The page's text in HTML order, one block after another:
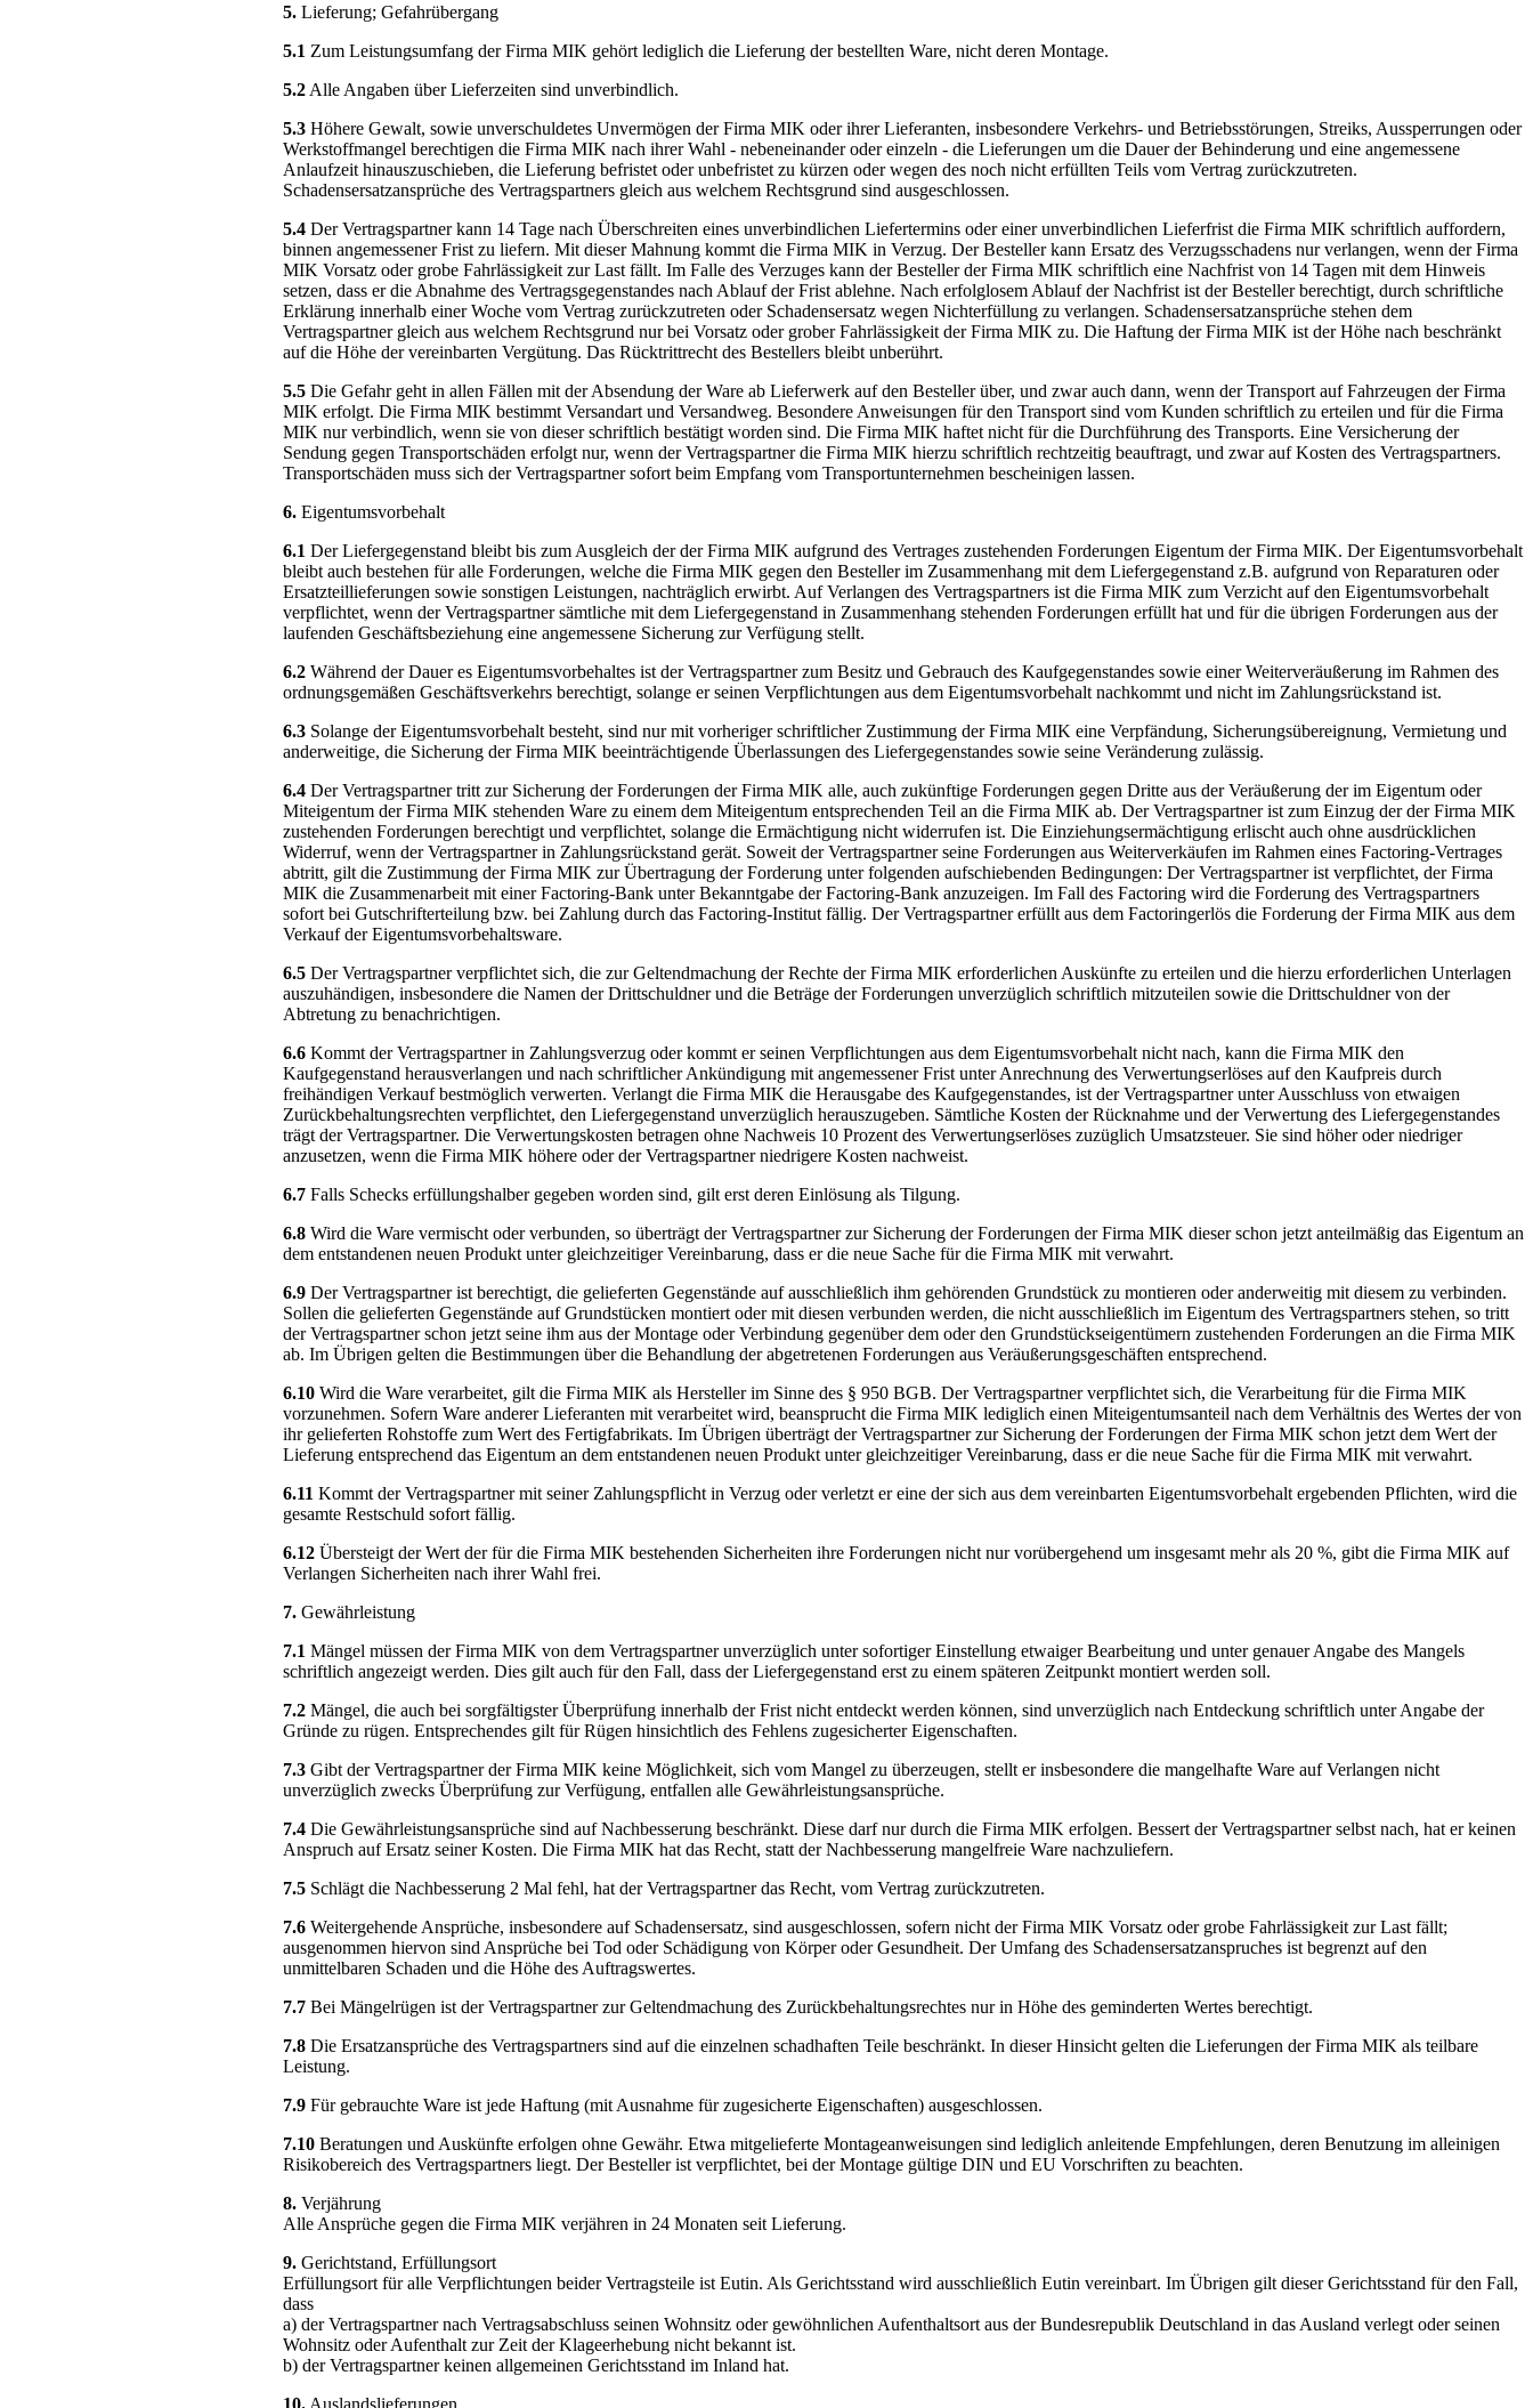
5. Lieferung; Gefahrübergang
5.1 Zum Leistungsumfang der Firma MIK gehört lediglich die Lieferung der bestellten Ware, nicht deren Montage.
5.2 Alle Angaben über Lieferzeiten sind unverbindlich.
5.3 Höhere Gewalt, sowie unverschuldetes Unvermögen der Firma MIK oder ihrer Lieferanten, insbesondere Verkehrs- und Betriebsstörungen, Streiks, Aussperrungen oder
Werkstoffmangel berechtigen die Firma MIK nach ihrer Wahl - nebeneinander oder einzeln - die Lieferungen um die Dauer der Behinderung und eine angemessene
Anlaufzeit hinauszuschieben, die Lieferung befristet oder unbefristet zu kürzen oder wegen des noch nicht erfüllten Teils vom Vertrag zurückzutreten.
Schadensersatzansprüche des Vertragspartners gleich aus welchem Rechtsgrund sind ausgeschlossen.
5.4 Der Vertragspartner kann 14 Tage nach Überschreiten eines unverbindlichen Liefertermins oder einer unverbindlichen Lieferfrist die Firma MIK schriftlich auffordern,
binnen angemessener Frist zu liefern. Mit dieser Mahnung kommt die Firma MIK in Verzug. Der Besteller kann Ersatz des Verzugsschadens nur verlangen, wenn der Firma
MIK Vorsatz oder grobe Fahrlässigkeit zur Last fällt. Im Falle des Verzuges kann der Besteller der Firma MIK schriftlich eine Nachfrist von 14 Tagen mit dem Hinweis
setzen, dass er die Abnahme des Vertragsgegenstandes nach Ablauf der Frist ablehne. Nach erfolglosem Ablauf der Nachfrist ist der Besteller berechtigt, durch schriftliche
Erklärung innerhalb einer Woche vom Vertrag zurückzutreten oder Schadensersatz wegen Nichterfüllung zu verlangen. Schadensersatzansprüche stehen dem
Vertragspartner gleich aus welchem Rechtsgrund nur bei Vorsatz oder grober Fahrlässigkeit der Firma MIK zu. Die Haftung der Firma MIK ist der Höhe nach beschränkt
auf die Höhe der vereinbarten Vergütung. Das Rücktrittrecht des Bestellers bleibt unberührt.
5.5 Die Gefahr geht in allen Fällen mit der Absendung der Ware ab Lieferwerk auf den Besteller über, und zwar auch dann, wenn der Transport auf Fahrzeugen der Firma
MIK erfolgt. Die Firma MIK bestimmt Versandart und Versandweg. Besondere Anweisungen für den Transport sind vom Kunden schriftlich zu erteilen und für die Firma
MIK nur verbindlich, wenn sie von dieser schriftlich bestätigt worden sind. Die Firma MIK haftet nicht für die Durchführung des Transports. Eine Versicherung der
Sendung gegen Transportschäden erfolgt nur, wenn der Vertragspartner die Firma MIK hierzu schriftlich rechtzeitig beauftragt, und zwar auf Kosten des Vertragspartners.
Transportschäden muss sich der Vertragspartner sofort beim Empfang vom Transportunternehmen bescheinigen lassen.
6. Eigentumsvorbehalt
6.1 Der Liefergegenstand bleibt bis zum Ausgleich der der Firma MIK aufgrund des Vertrages zustehenden Forderungen Eigentum der Firma MIK. Der Eigentumsvorbehalt
bleibt auch bestehen für alle Forderungen, welche die Firma MIK gegen den Besteller im Zusammenhang mit dem Liefergegenstand z.B. aufgrund von Reparaturen oder
Ersatzteillieferungen sowie sonstigen Leistungen, nachträglich erwirbt. Auf Verlangen des Vertragspartners ist die Firma MIK zum Verzicht auf den Eigentumsvorbehalt
verpflichtet, wenn der Vertragspartner sämtliche mit dem Liefergegenstand in Zusammenhang stehenden Forderungen erfüllt hat und für die übrigen Forderungen aus der
laufenden Geschäftsbeziehung eine angemessene Sicherung zur Verfügung stellt.
6.2 Während der Dauer es Eigentumsvorbehaltes ist der Vertragspartner zum Besitz und Gebrauch des Kaufgegenstandes sowie einer Weiterveräußerung im Rahmen des
ordnungsgemäßen Geschäftsverkehrs berechtigt, solange er seinen Verpflichtungen aus dem Eigentumsvorbehalt nachkommt und nicht im Zahlungsrückstand ist.
6.3 Solange der Eigentumsvorbehalt besteht, sind nur mit vorheriger schriftlicher Zustimmung der Firma MIK eine Verpfändung, Sicherungsübereignung, Vermietung und
anderweitige, die Sicherung der Firma MIK beeinträchtigende Überlassungen des Liefergegenstandes sowie seine Veränderung zulässig.
6.4 Der Vertragspartner tritt zur Sicherung der Forderungen der Firma MIK alle, auch zukünftige Forderungen gegen Dritte aus der Veräußerung der im Eigentum oder
Miteigentum der Firma MIK stehenden Ware zu einem dem Miteigentum entsprechenden Teil an die Firma MIK ab. Der Vertragspartner ist zum Einzug der der Firma MIK
zustehenden Forderungen berechtigt und verpflichtet, solange die Ermächtigung nicht widerrufen ist. Die Einziehungsermächtigung erlischt auch ohne ausdrücklichen
Widerruf, wenn der Vertragspartner in Zahlungsrückstand gerät. Soweit der Vertragspartner seine Forderungen aus Weiterverkäufen im Rahmen eines Factoring-Vertrages
abtritt, gilt die Zustimmung der Firma MIK zur Übertragung der Forderung unter folgenden aufschiebenden Bedingungen: Der Vertragspartner ist verpflichtet, der Firma
MIK die Zusammenarbeit mit einer Factoring-Bank unter Bekanntgabe der Factoring-Bank anzuzeigen. Im Fall des Factoring wird die Forderung des Vertragspartners
sofort bei Gutschrifterteilung bzw. bei Zahlung durch das Factoring-Institut fällig. Der Vertragspartner erfüllt aus dem Factoringerlös die Forderung der Firma MIK aus dem
Verkauf der Eigentumsvorbehaltsware.
6.5 Der Vertragspartner verpflichtet sich, die zur Geltendmachung der Rechte der Firma MIK erforderlichen Auskünfte zu erteilen und die hierzu erforderlichen Unterlagen
auszuhändigen, insbesondere die Namen der Drittschuldner und die Beträge der Forderungen unverzüglich schriftlich mitzuteilen sowie die Drittschuldner von der
Abtretung zu benachrichtigen.
6.6 Kommt der Vertragspartner in Zahlungsverzug oder kommt er seinen Verpflichtungen aus dem Eigentumsvorbehalt nicht nach, kann die Firma MIK den
Kaufgegenstand herausverlangen und nach schriftlicher Ankündigung mit angemessener Frist unter Anrechnung des Verwertungserlöses auf den Kaufpreis durch
freihändigen Verkauf bestmöglich verwerten. Verlangt die Firma MIK die Herausgabe des Kaufgegenstandes, ist der Vertragspartner unter Ausschluss von etwaigen
Zurückbehaltungsrechten verpflichtet, den Liefergegenstand unverzüglich herauszugeben. Sämtliche Kosten der Rücknahme und der Verwertung des Liefergegenstandes
trägt der Vertragspartner. Die Verwertungskosten betragen ohne Nachweis 10 Prozent des Verwertungserlöses zuzüglich Umsatzsteuer. Sie sind höher oder niedriger
anzusetzen, wenn die Firma MIK höhere oder der Vertragspartner niedrigere Kosten nachweist.
6.7 Falls Schecks erfüllungshalber gegeben worden sind, gilt erst deren Einlösung als Tilgung.
6.8 Wird die Ware vermischt oder verbunden, so überträgt der Vertragspartner zur Sicherung der Forderungen der Firma MIK dieser schon jetzt anteilmäßig das Eigentum an
dem entstandenen neuen Produkt unter gleichzeitiger Vereinbarung, dass er die neue Sache für die Firma MIK mit verwahrt.
6.9 Der Vertragspartner ist berechtigt, die gelieferten Gegenstände auf ausschließlich ihm gehörenden Grundstück zu montieren oder anderweitig mit diesem zu verbinden.
Sollen die gelieferten Gegenstände auf Grundstücken montiert oder mit diesen verbunden werden, die nicht ausschließlich im Eigentum des Vertragspartners stehen, so tritt
der Vertragspartner schon jetzt seine ihm aus der Montage oder Verbindung gegenüber dem oder den Grundstückseigentümern zustehenden Forderungen an die Firma MIK
ab. Im Übrigen gelten die Bestimmungen über die Behandlung der abgetretenen Forderungen aus Veräußerungsgeschäften entsprechend.
6.10 Wird die Ware verarbeitet, gilt die Firma MIK als Hersteller im Sinne des § 950 BGB. Der Vertragspartner verpflichtet sich, die Verarbeitung für die Firma MIK
vorzunehmen. Sofern Ware anderer Lieferanten mit verarbeitet wird, beansprucht die Firma MIK lediglich einen Miteigentumsanteil nach dem Verhältnis des Wertes der von
ihr gelieferten Rohstoffe zum Wert des Fertigfabrikats. Im Übrigen überträgt der Vertragspartner zur Sicherung der Forderungen der Firma MIK schon jetzt dem Wert der
Lieferung entsprechend das Eigentum an dem entstandenen neuen Produkt unter gleichzeitiger Vereinbarung, dass er die neue Sache für die Firma MIK mit verwahrt.
6.11 Kommt der Vertragspartner mit seiner Zahlungspflicht in Verzug oder verletzt er eine der sich aus dem vereinbarten Eigentumsvorbehalt ergebenden Pflichten, wird die
gesamte Restschuld sofort fällig.
6.12 Übersteigt der Wert der für die Firma MIK bestehenden Sicherheiten ihre Forderungen nicht nur vorübergehend um insgesamt mehr als 20 %, gibt die Firma MIK auf
Verlangen Sicherheiten nach ihrer Wahl frei.
7. Gewährleistung
7.1 Mängel müssen der Firma MIK von dem Vertragspartner unverzüglich unter sofortiger Einstellung etwaiger Bearbeitung und unter genauer Angabe des Mangels
schriftlich angezeigt werden. Dies gilt auch für den Fall, dass der Liefergegenstand erst zu einem späteren Zeitpunkt montiert werden soll.
7.2 Mängel, die auch bei sorgfältigster Überprüfung innerhalb der Frist nicht entdeckt werden können, sind unverzüglich nach Entdeckung schriftlich unter Angabe der
Gründe zu rügen. Entsprechendes gilt für Rügen hinsichtlich des Fehlens zugesicherter Eigenschaften.
7.3 Gibt der Vertragspartner der Firma MIK keine Möglichkeit, sich vom Mangel zu überzeugen, stellt er insbesondere die mangelhafte Ware auf Verlangen nicht
unverzüglich zwecks Überprüfung zur Verfügung, entfallen alle Gewährleistungsansprüche.
7.4 Die Gewährleistungsansprüche sind auf Nachbesserung beschränkt. Diese darf nur durch die Firma MIK erfolgen. Bessert der Vertragspartner selbst nach, hat er keinen
Anspruch auf Ersatz seiner Kosten. Die Firma MIK hat das Recht, statt der Nachbesserung mangelfreie Ware nachzuliefern.
7.5 Schlägt die Nachbesserung 2 Mal fehl, hat der Vertragspartner das Recht, vom Vertrag zurückzutreten.
7.6 Weitergehende Ansprüche, insbesondere auf Schadensersatz, sind ausgeschlossen, sofern nicht der Firma MIK Vorsatz oder grobe Fahrlässigkeit zur Last fällt;
ausgenommen hiervon sind Ansprüche bei Tod oder Schädigung von Körper oder Gesundheit. Der Umfang des Schadensersatzanspruches ist begrenzt auf den
unmittelbaren Schaden und die Höhe des Auftragswertes.
7.7 Bei Mängelrügen ist der Vertragspartner zur Geltendmachung des Zurückbehaltungsrechtes nur in Höhe des geminderten Wertes berechtigt.
7.8 Die Ersatzansprüche des Vertragspartners sind auf die einzelnen schadhaften Teile beschränkt. In dieser Hinsicht gelten die Lieferungen der Firma MIK als teilbare
Leistung.
7.9 Für gebrauchte Ware ist jede Haftung (mit Ausnahme für zugesicherte Eigenschaften) ausgeschlossen.
7.10 Beratungen und Auskünfte erfolgen ohne Gewähr. Etwa mitgelieferte Montageanweisungen sind lediglich anleitende Empfehlungen, deren Benutzung im alleinigen
Risikobereich des Vertragspartners liegt. Der Besteller ist verpflichtet, bei der Montage gültige DIN und EU Vorschriften zu beachten.
8. Verjährung
Alle Ansprüche gegen die Firma MIK verjähren in 24 Monaten seit Lieferung.
9. Gerichtstand, Erfüllungsort
Erfüllungsort für alle Verpflichtungen beider Vertragsteile ist Eutin. Als Gerichtsstand wird ausschließlich Eutin vereinbart. Im Übrigen gilt dieser Gerichtsstand für den Fall,
dass
a) der Vertragspartner nach Vertragsabschluss seinen Wohnsitz oder gewöhnlichen Aufenthaltsort aus der Bundesrepublik Deutschland in das Ausland verlegt oder seinen
Wohnsitz oder Aufenthalt zur Zeit der Klageerhebung nicht bekannt ist.
b) der Vertragspartner keinen allgemeinen Gerichtsstand im Inland hat.
10. Auslandslieferungen